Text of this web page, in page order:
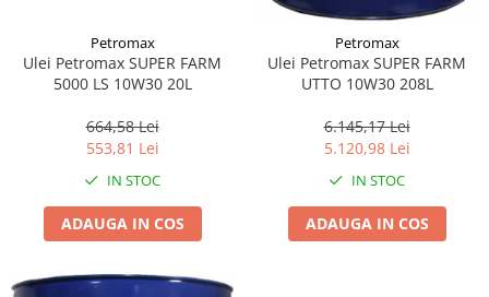
Petromax
Ulei Petromax SUPER FARM
5000 LS 10W30 20L
664,58 Lei
553,81 Lei
IN STOC
ADAUGA IN COS
Petromax
Ulei Petromax SUPER FARM
UTTO 10W30 208L
6.145,17 Lei
5.120,98 Lei
IN STOC
ADAUGA IN COS